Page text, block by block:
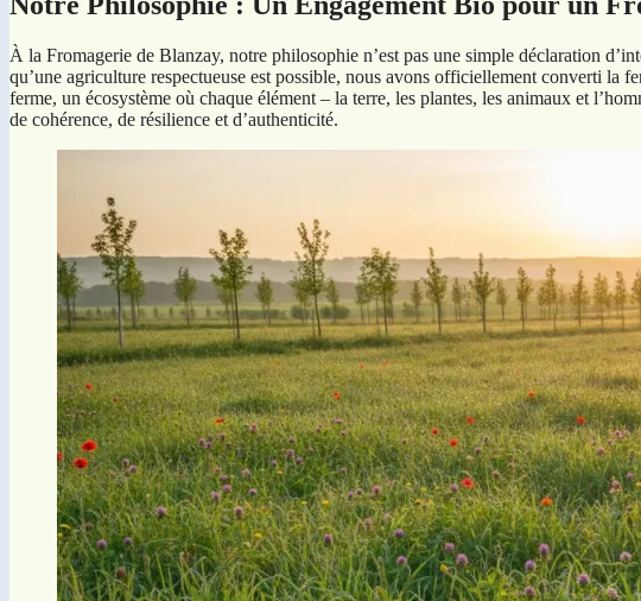
À la Fromagerie de Blanzay, notre philosophie n’est pas une simple déclaration
qu’une agriculture respectueuse est possible, nous avons officiellement converti
ferme, un écosystème où chaque élément – la terre, les plantes, les animaux et
de cohérence, de résilience et d’authenticité.